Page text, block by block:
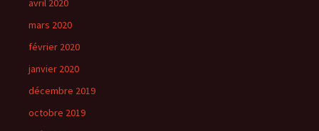
avril 2020
mars 2020
février 2020
janvier 2020
décembre 2019
octobre 2019